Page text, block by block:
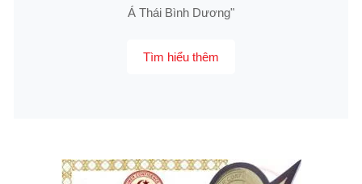
Á Thái Bình Dương"
Tìm hiểu thêm